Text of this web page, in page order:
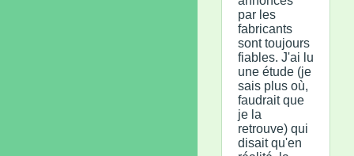
par les
fabricants
sont toujours
fiables. J'ai lu
une étude (je
sais plus où,
faudrait que
je la
retrouve) qui
disait qu'en